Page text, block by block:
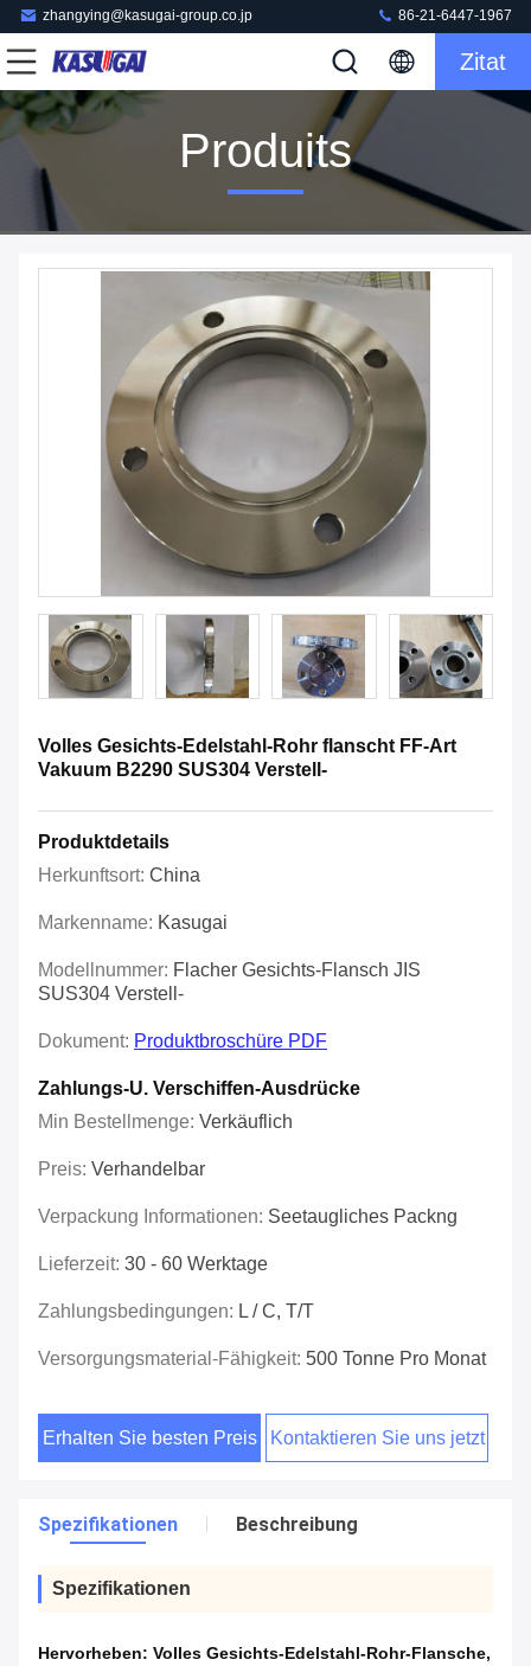
zhangying@kasugai-group.co.jp 86-21-6447-1967
Zitat
Produits
Volles Gesichts-Edelstahl-Rohr flanscht FF-Art
Vakuum B2290 SUS304 Verstell-
Produktdetails
Herkunftsort: China
Markenname: Kasugai
Modellnummer: Flacher Gesichts-Flansch JIS
SUS304 Verstell-
Dokument: Produktbroschüre PDF
Zahlungs-U. Verschiffen-Ausdrücke
Min Bestellmenge: Verkäuflich
Preis: Verhandelbar
Verpackung Informationen: Seetaugliches Packng
Lieferzeit: 30 - 60 Werktage
Zahlungsbedingungen: L / C, T/T
Versorgungsmaterial-Fähigkeit: 500 Tonne Pro Monat
Erhalten Sie besten Preis Kontaktieren Sie uns jetzt
Spezifikationen Beschreibung
Spezifikationen
Hervorheben: Volles Gesichts-Edelstahl-Rohr-Flansche,